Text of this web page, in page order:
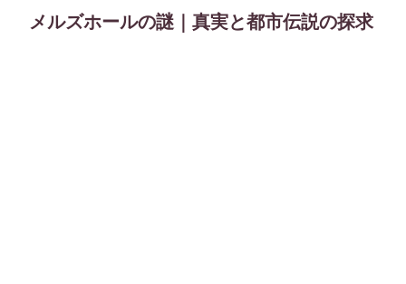
メルズホールの謎｜真実と都市伝説の探求